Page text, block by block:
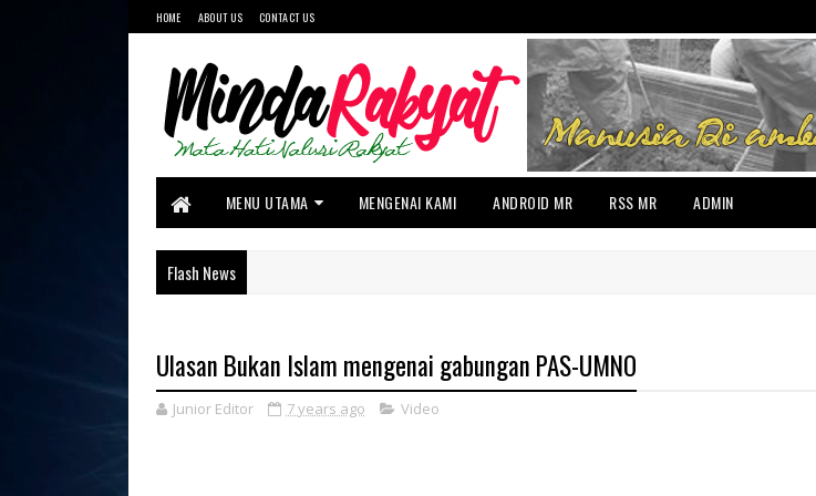
HOME ABOUT US CONTACT US
MENU UTAMA MENGENAI KAMI ANDROID MR RSS MR ADMIN
Flash News
Ulasan Bukan Islam mengenai gabungan PAS-UMNO
Junior Editor 7 years ago Video